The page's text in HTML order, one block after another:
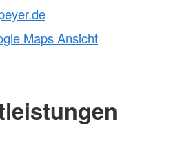
Maps Ansicht